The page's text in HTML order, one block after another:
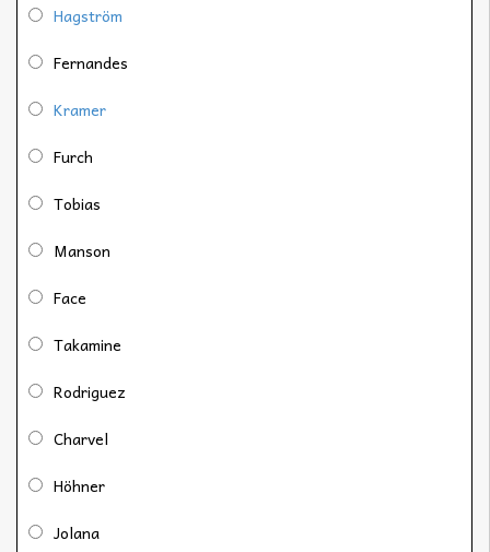
Hagström
Fernandes
Kramer
Furch
Tobias
Manson
Face
Takamine
Rodriguez
Charvel
Höhner
Jolana